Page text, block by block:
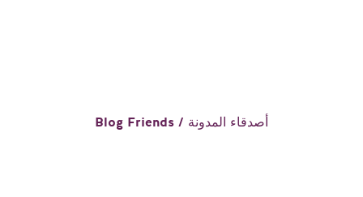
Blog Friends / أصدقاء المدونة